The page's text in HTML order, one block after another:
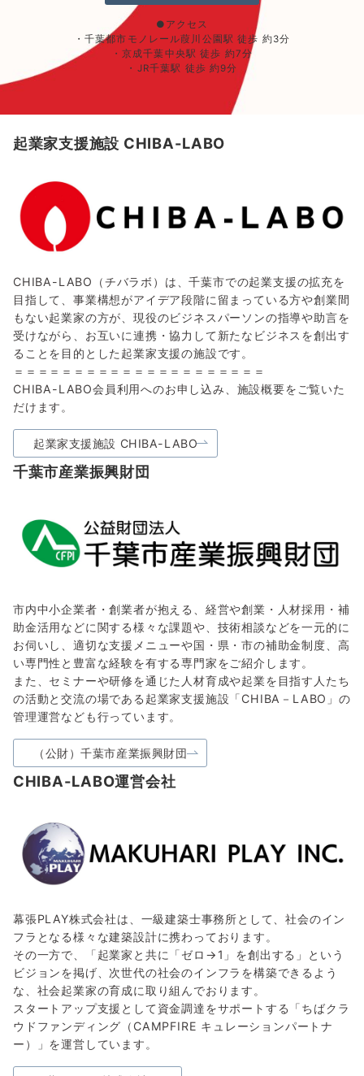
●アクセス
・千葉都市モノレール葭川公園駅 徒歩 約3分
・京成千葉中央駅 徒歩 約7分
・JR千葉駅 徒歩 約9分
起業家支援施設 CHIBA-LABO
CHIBA-LABO（チバラボ）は、千葉市での起業支援の拡充を
目指して、事業構想がアイデア段階に留まっている方や創業間
もない起業家の方が、現役のビジネスパーソンの指導や助言を
受けながら、お互いに連携・協力して新たなビジネスを創出す
ることを目的とした起業家支援の施設です。
＝＝＝＝＝＝＝＝＝＝＝＝＝＝＝＝＝＝＝＝＝
CHIBA-LABO会員利用へのお申し込み、施設概要をご覧いた
だけます。
起業家支援施設 CHIBA-LABO
千葉市産業振興財団
市内中小企業者・創業者が抱える、経営や創業・人材採用・補
助金活用などに関する様々な課題や、技術相談などを一元的に
お伺いし、適切な支援メニューや国・県・市の補助金制度、高
い専門性と豊富な経験を有する専門家をご紹介します。
また、セミナーや研修を通じた人材育成や起業を目指す人たち
の活動と交流の場である起業家支援施設「CHIBA－LABO」の
管理運営なども行っています。
（公財）千葉市産業振興財団
CHIBA-LABO運営会社
幕張PLAY株式会社は、一級建築士事務所として、社会のイン
フラとなる様々な建築設計に携わっております。
その一方で、「起業家と共に「ゼロ→1」を創出する」という
ビジョンを掲げ、次世代の社会のインフラを構築できるよう
な、社会起業家の育成に取り組んでおります。
スタートアップ支援として資金調達をサポートする「ちばクラ
ウドファンディング（CAMPFIRE キュレーションパートナ
ー）」を運営しています。